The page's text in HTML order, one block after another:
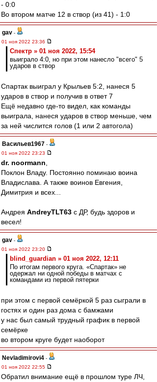
- 0:0
Во втором матче 12 в створ (из 41) - 1:0
gav -
01 ноя 2022 23:36
Спектр » 01 ноя 2022, 15:54
выиграло 4:0, но при этом нанесло "всего" 5
ударов в створ
Спартак выиграл у Крыльев 5:2, нанеся 5
ударов в створ и получив в ответ 7
Ещё недавно где-то видел, как команды
выиграла, нанеся ударов в створ меньше, чем
за ней числится голов (1 или 2 автогола)
Васильев1967 -
01 ноя 2022 23:23
dr. noormann
Поклон Владу. Постоянно поминаю воина
Владислава. А также воинов Евгения,
Димитрия и всех...
Андрея AndreyTLT63 с ДР, будь здоров и
весел!
gav -
01 ноя 2022 23:20
blind_guardian » 01 ноя 2022, 12:11
По итогам первого круга. «Спартак» не
одержал ни одной победы в матчах с
командами из первой пятерки
при этом с первой семёркой 5 раз сыграли в
гостях и один раз дома с бамжами
у нас был самый трудный график в первой
семёрке
во втором круге будет наоборот
Nevladimirovi4 -
01 ноя 2022 22:55
Обратил внимание ещё в прошлом туре ЛЧ,